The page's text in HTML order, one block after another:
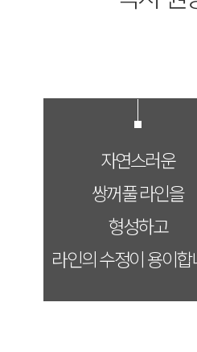
자연스러운
쌍꺼풀 라인을
형성하고
라인의 수정이 용이합